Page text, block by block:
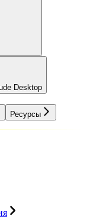
Desktop
Ресурсы